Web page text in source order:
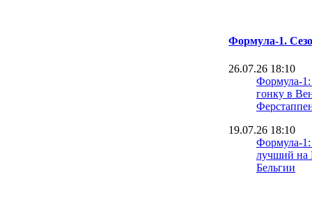
Формула-1.
26.07.26 18:10
Формула-
гонку в
19.07.26 18:10
Формула-
лучший на
Бельгии